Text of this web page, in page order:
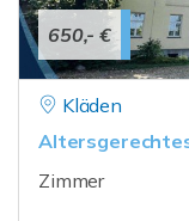
650,- €
Kläden
Zimmer